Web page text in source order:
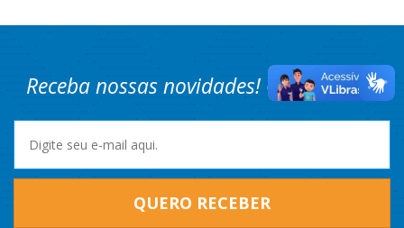
Receba nossas novidades! Cadastre-se.
QUERO RECEBER